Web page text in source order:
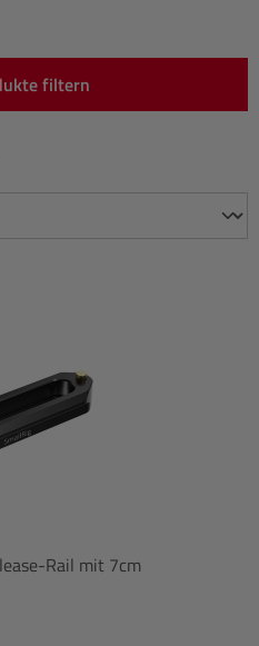
filtern
Rail mit 7cm